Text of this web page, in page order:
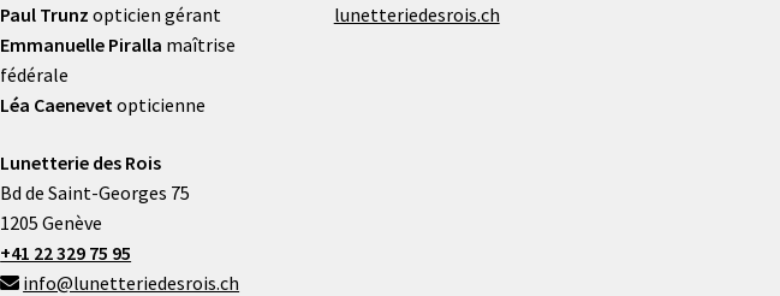
Paul Trunz opticien gérant
Emmanuelle Piralla maîtrise
fédérale
Léa Caenevet opticienne
Lunetterie des Rois
Bd de Saint-Georges 75
1205 Genève
+41 22 329 75 95
info@lunetteriedesrois.ch
lunetteriedesrois.ch